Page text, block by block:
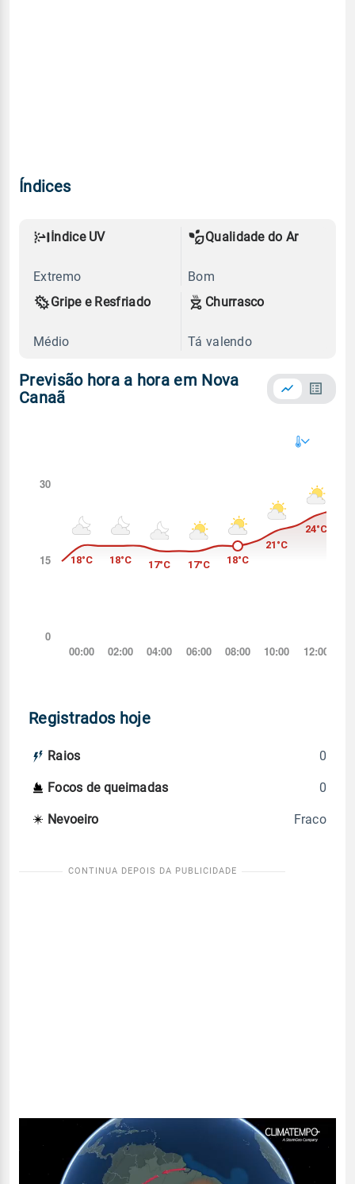
Índices
Índice UV
Extremo
Qualidade do Ar
Bom
Gripe e Resfriado
Médio
Churrasco
Tá valendo
Previsão hora a hora em Nova
Canaã
Registrados hoje
Raios 0
Focos de queimadas 0
Nevoeiro Fraco